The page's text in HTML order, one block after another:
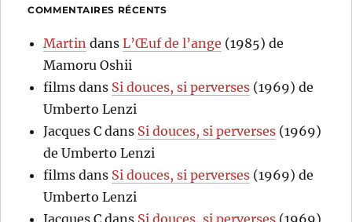
COMMENTAIRES RÉCENTS
Martin dansL’Œuf de l’ange (1985) de
Mamoru Oshii
films dans Si douces, si perverses (1969) de
Umberto Lenzi
Jacques C dans Si douces, si perverses (1969)
de Umberto Lenzi
films dans Si douces, si perverses (1969) de
Umberto Lenzi
Jacques C dans Si douces, si perverses (1969)